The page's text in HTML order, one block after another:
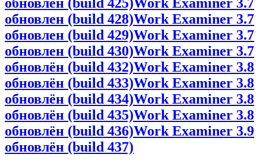
обновлен (build 428)Work Examiner 3.7
обновлен (build 429)Work Examiner 3.7
обновлен (build 430)Work Examiner 3.7
обновлён (build 432)Work Examiner 3.8
обновлён (build 433)Work Examiner 3.8
обновлён (build 434)Work Examiner 3.8
обновлён (build 435)Work Examiner 3.8
обновлён (build 436)Work Examiner 3.9
обновлён (build 437)